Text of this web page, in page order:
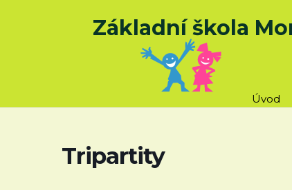
Základní škola
Úvod
Tripartity